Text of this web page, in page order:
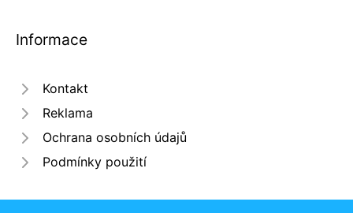
Informace
Kontakt
Reklama
Ochrana osobních údajů
Podmínky použití